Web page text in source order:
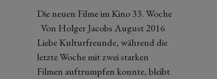
Die neuen Filme im Kino 33. Woche
Von Holger Jacobs August 2016
Liebe Kulturfreunde, während die
letzte Woche mit zwei starken
Filmen auftrumpfen konnte, bleibt